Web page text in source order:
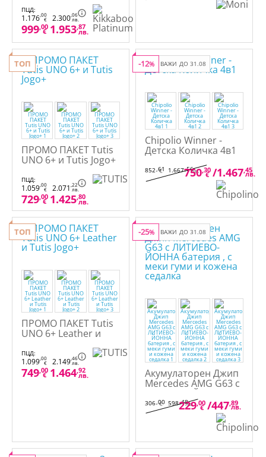
количка 5 в 1
ПЦД:
1.176,00
€ 2.300,06
лв.
999,00
€ 1.953,87
лв.
ТОП
ПРОМО ПАКЕТ Tutis
UNO 6+ и Tutis Jogo+
ПЦД:
1.059,00
€ 2.071,22
лв.
729,00
€ 1.425,80
лв.
ВАЖИ ДО 31.08
-12%
Chipolio Winner -
Детска Количка 4в1
852,61
€ 1.667,56лв.
750,30
€ /1.467,45
лв.
ТОП
ПРОМО ПАКЕТ Tutis
UNO 6+ Leather и
ПЦД:
1.099,00
€ 2.149,46
лв.
749,00
€ 1.464,92
лв.
ВАЖИ ДО 31.08
-25%
Акумулаторен Джип
Mercedes AMG G63 с
ЛИТИЕВО-ЙОННА
батерия , с меки
гуми и кожена
306,00
€ 598,48лв.
229,00
€ /447,89
лв.